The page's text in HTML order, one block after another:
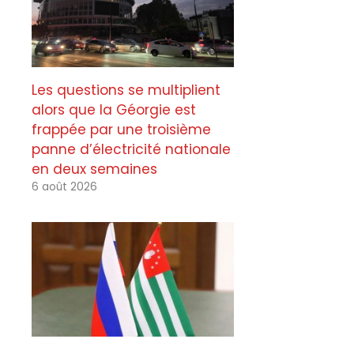
Les questions se multiplient
alors que la Géorgie est
frappée par une troisième
panne d’électricité nationale
en deux semaines
6 août 2026